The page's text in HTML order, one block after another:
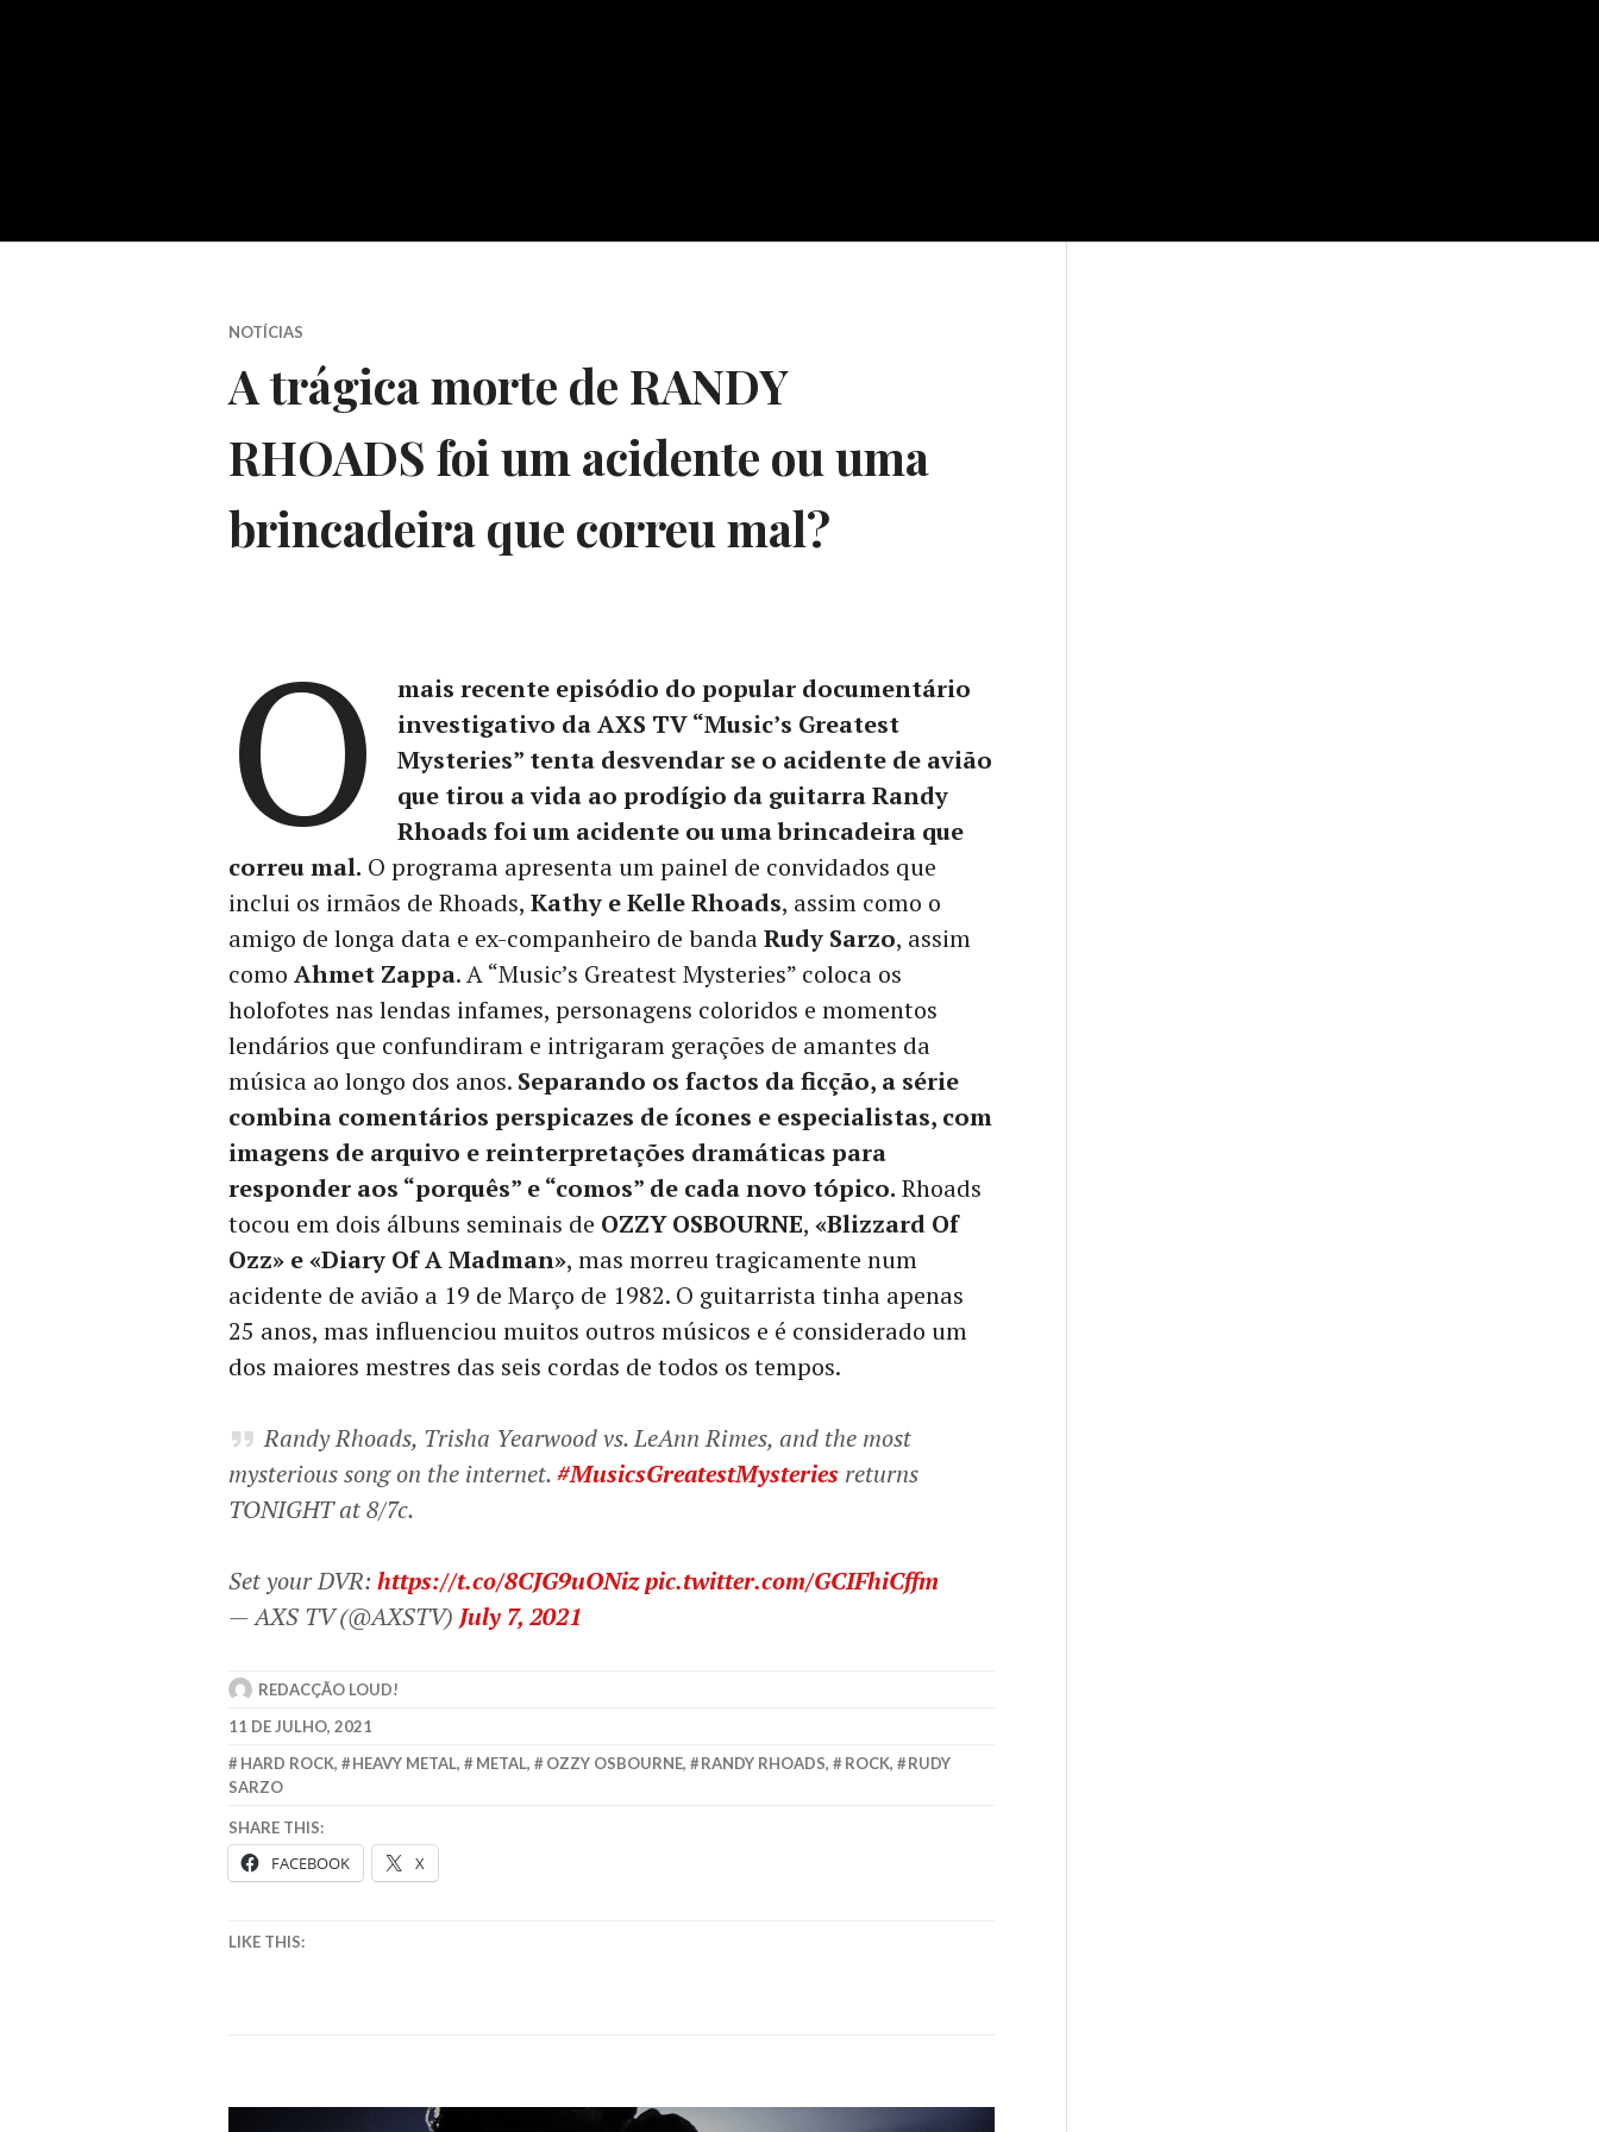
NOTÍCIAS
A trágica morte de RANDY
RHOADS foi um acidente ou uma
brincadeira que correu mal?
O
mais recente episódio do popular documentário
investigativo da AXS TV “Music’s Greatest
Mysteries” tenta desvendar se o acidente de avião
que tirou a vida ao prodígio da guitarra Randy
Rhoads foi um acidente ou uma brincadeira que
correu mal. O programa apresenta um painel de convidados que
inclui os irmãos de Rhoads, Kathy e Kelle Rhoads, assim como o
amigo de longa data e ex-companheiro de bandaRudy Sarzo, assim
como Ahmet Zappa. A “Music’s Greatest Mysteries” coloca os
holofotes nas lendas infames, personagens coloridos e momentos
lendários que confundiram e intrigaram gerações de amantes da
música ao longo dos anos. Separando os factos da ficção, a série
combina comentários perspicazes de ícones e especialistas, com
imagens de arquivo e reinterpretações dramáticas para
responder aos “porquês” e “comos” de cada novo tópico. Rhoads
tocou em dois álbuns seminais de OZZY OSBOURNE, «Blizzard Of
Ozz» e «Diary Of A Madman», mas morreu tragicamente num
acidente de avião a 19 de Março de 1982. O guitarrista tinha apenas
25 anos, mas influenciou muitos outros músicos e é considerado um
dos maiores mestres das seis cordas de todos os tempos.
Randy Rhoads, Trisha Yearwood vs. LeAnn Rimes, and the most
mysterious song on the internet.#MusicsGreatestMysteries returns
TONIGHT at 8/7c.
Set your DVR:https://t.co/8CJG9uONizpic.twitter.com/GCIFhiCffm
— AXS TV (@AXSTV) July 7, 2021
REDACÇÃO LOUD!
11 DE JULHO, 2021
HARD ROCK, HEAVY METAL, METAL, OZZY OSBOURNE, RANDY RHOADS, ROCK,
RUDY
SARZO
SHARE THIS:
FACEBOOK X
LIKE THIS: